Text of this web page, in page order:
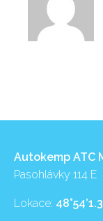
Autokemp ATC
Pasohlávky 114 E
Lokace: